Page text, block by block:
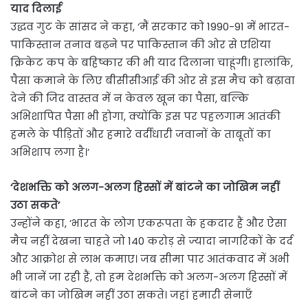
याद दिलाई
उद्धव गुट के सांसद ने कहा, ‘मैं सरकार को 1990-91 में भारत-
पाकिस्तान तनाव बढ़ने पर पाकिस्तान की ओर से एशिया
क्रिकेट कप के बहिष्कार की भी याद दिलाना चाहूंगी। हालांकि,
पैसा कमाने के लिए बीसीसीआई की ओर से इस मैच को बढ़ावा
देने की जिद वास्तव में न केवल खून का पैसा, बल्कि
अभिशापित पैसा भी होगा, क्योंकि इस पर पहलगाम आतंकी
हमले के पीड़ितों और हमारे वर्दीधारी जवानों के ताबूतों का
अभिशाप लगा है।’
‘देशभक्ति को अलग-अलग हिस्सों में बांटने का जोखिम नहीं
उठा सकते’
उन्होंने कहा, ‘भारत के लोग एकरूपता के हकदार हैं और ऐसा
मैच नहीं देखना चाहते जो 140 करोड़ से ज्यादा नागरिकों के दर्द
और आक्रोश से लाभ कमाए। जब सीमा पार आतंकवाद में अभी
भी जानें जा रही हैं, तो हम देशभक्ति को अलग-अलग हिस्सों में
बांटने का जोखिम नहीं उठा सकते। जहां हमारी सेनाएँ